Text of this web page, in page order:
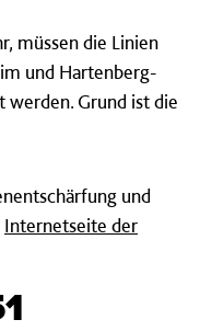
müssen die Linien
und Hartenberg-
Grund ist die
und
Internetseite der